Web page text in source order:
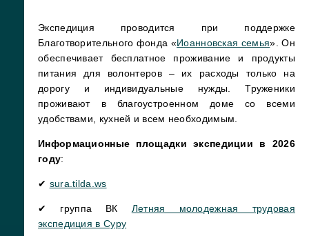
Экспедиция проводится при поддержке
Благотворительного фонда «Иоанновская семья». Он
обеспечивает бесплатное проживание и продукты
питания для волонтеров – их расходы только на
дорогу и индивидуальные нужды. Труженики
проживают в благоустроенном доме со всеми
удобствами, кухней и всем необходимым.
Информационные площадки экспедиции в 2026
году:
✔ sura.tilda.ws
✔ группа ВК Летняя молодежная трудовая
экспедиция в Суру